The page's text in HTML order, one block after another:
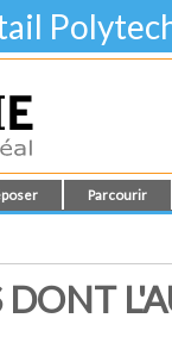
Parcourir